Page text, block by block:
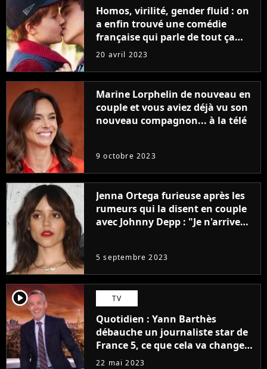
Homos, virilité, gender fluid : on
a enfin trouvé une comédie
française qui parle de tout ça
sans être super ringarde
20 avril 2023
Marine Lorphelin de nouveau en
couple et vous aviez déjà vu son
nouveau compagnon... à la télé
9 octobre 2023
Jenna Ortega furieuse après les
rumeurs qui la disent en couple
avec Johnny Depp : "Je n'arrive
5 septembre 2023
player2 TV
Quotidien : Yann Barthès
débauche un journaliste star de
France 5, ce que cela va changer
à la rentrée
22 mai 2023